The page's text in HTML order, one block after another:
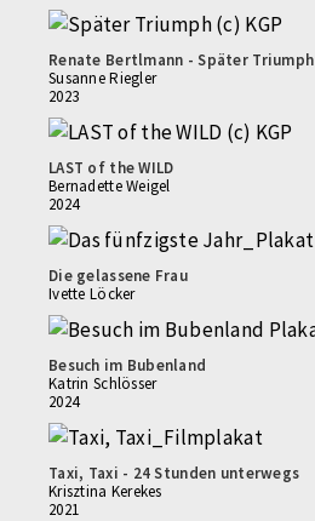
Renate Bertlmann - Später Triumph
Susanne Riegler
2023
LAST of the WILD
Bernadette Weigel
2024
Die gelassene Frau
Ivette Löcker
Besuch im Bubenland
Katrin Schlösser
2024
Taxi, Taxi - 24 Stunden unterwegs
Krisztina Kerekes
2021